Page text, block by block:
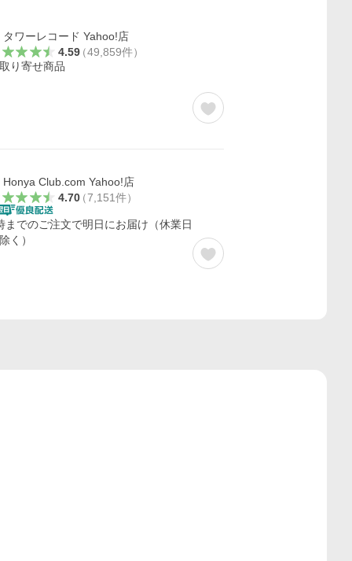
タワーレコード Yahoo!店
4.59（49,859件）
り寄せ商品
Honya Club.com Yahoo!店
4.70（7,151件）
までのご注文で明日にお届け（休業日
く）